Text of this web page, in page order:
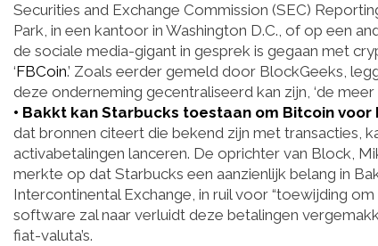
Securities and Exchange Commission (SEC)
Park, in een kantoor in Washington D.C., of op een
de sociale media-gigant in gesprek is gegaan met
‘FBCoin.’ Zoals eerder gemeld door BlockGeeks,
deze onderneming gecentraliseerd kan zijn, ‘de
• Bakkt kan Starbucks toestaan ​​om Bitcoin
dat bronnen citeert die bekend zijn met transacties,
activabetalingen lanceren. De oprichter van Block,
merkte op dat Starbucks een aanzienlijk belang in
Intercontinental Exchange, in ruil voor “toewijding
software zal naar verluidt deze betalingen
fiat-valuta’s.